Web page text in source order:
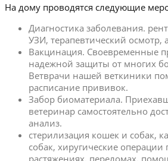
На дому проводятся следующие
Диагностика заболевания.
УЗИ, терапевтический осмотр,
Вакцинация. Своевременные
надежной защиты от многих
Ветврачи нашей веткиники
расписание прививок.
Забор биоматериала.
ветеринар самостоятельно
анализ.
стерилизация кошек и собак,
собак, хиругические
растяжениях, переломах,